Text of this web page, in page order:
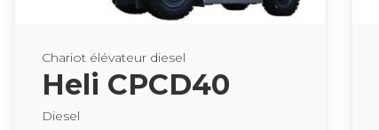
Cha­riot élé­va­teur die­sel
Heli CPCD40
Die­sel